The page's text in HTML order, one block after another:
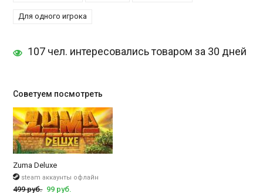
Для одного игрока
107 чел. интересовались товаром за 30 дней
Советуем посмотреть
Zuma Deluxe
steam аккаунты офлайн
499 руб. 99 руб.